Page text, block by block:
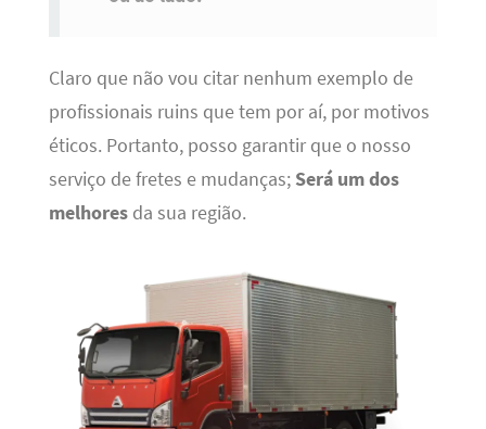
Claro que não vou citar nenhum exemplo de
profissionais ruins que tem por aí, por motivos
éticos. Portanto, posso garantir que o nosso
serviço de fretes e mudanças; Será um dos
melhoresda sua região.